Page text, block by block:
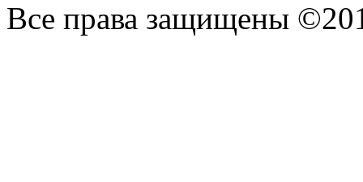
Все права защищены